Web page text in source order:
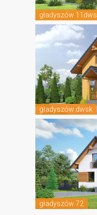
gładyszów 11dws
gładyszów dwsk
gładyszów 72